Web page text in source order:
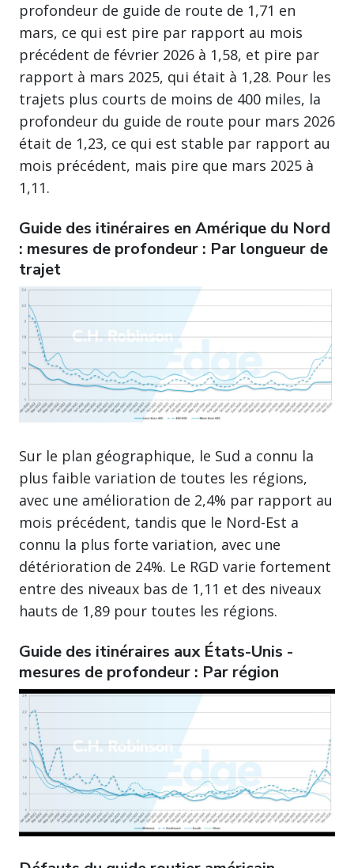
profondeur de guide de route de 1,71 en
mars, ce qui est pire par rapport au mois
précédent de février 2026 à 1,58, et pire par
rapport à mars 2025, qui était à 1,28. Pour les
trajets plus courts de moins de 400 miles, la
profondeur du guide de route pour mars 2026
était de 1,23, ce qui est stable par rapport au
mois précédent, mais pire que mars 2025 à
1,11.
Guide des itinéraires en Amérique du Nord
: mesures de profondeur : Par longueur de
trajet
Sur le plan géographique, le Sud a connu la
plus faible variation de toutes les régions,
avec une amélioration de 2,4% par rapport au
mois précédent, tandis que le Nord-Est a
connu la plus forte variation, avec une
détérioration de 24%. Le RGD varie fortement
entre des niveaux bas de 1,11 et des niveaux
hauts de 1,89 pour toutes les régions.
Guide des itinéraires aux États-Unis -
mesures de profondeur : Par région